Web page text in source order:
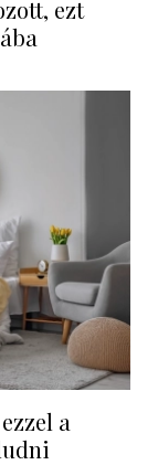
ezt
a